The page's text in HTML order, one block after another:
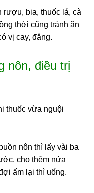
rượu, bia, thuốc lá, cà
thời cũng tránh ăn
vị cay, đắng.
nôn, điều trị
thuốc vừa nguội
nôn thì lấy vài ba
cho thêm nửa
ấm lại thì uống.